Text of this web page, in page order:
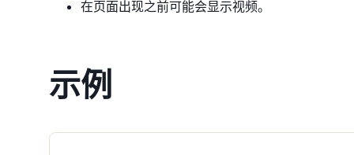
在页面出现之前可能会显示视频。
示例